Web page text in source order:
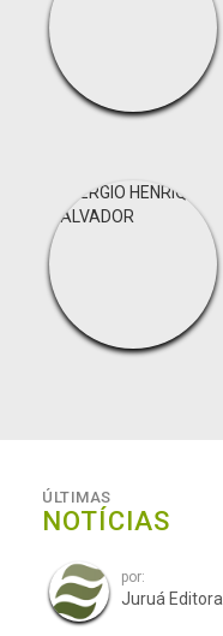
ÚLTIMAS
NOTÍCIAS
por:
Juruá Editora